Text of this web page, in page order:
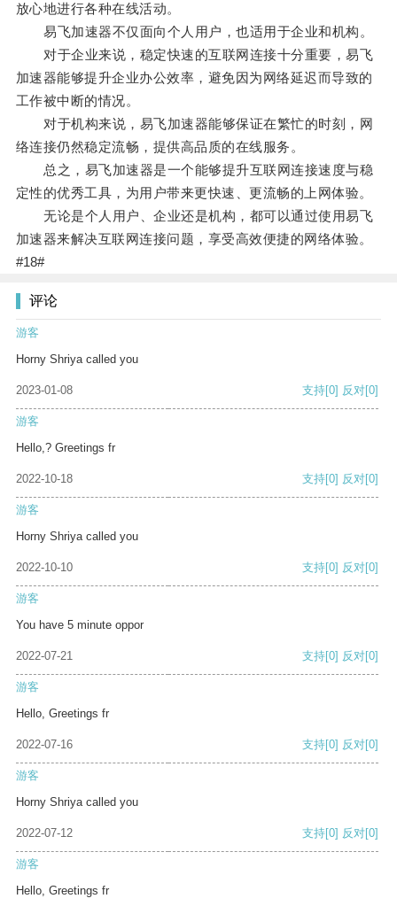
放心地进行各种在线活动。
易飞加速器不仅面向个人用户，也适用于企业和机构。
对于企业来说，稳定快速的互联网连接十分重要，易飞
加速器能够提升企业办公效率，避免因为网络延迟而导致的
工作被中断的情况。
对于机构来说，易飞加速器能够保证在繁忙的时刻，网
络连接仍然稳定流畅，提供高品质的在线服务。
总之，易飞加速器是一个能够提升互联网连接速度与稳
定性的优秀工具，为用户带来更快速、更流畅的上网体验。
无论是个人用户、企业还是机构，都可以通过使用易飞
加速器来解决互联网连接问题，享受高效便捷的网络体验。
#18#
评论
游客
Horny Shriya called you
2023-01-08 支持[0] 反对[0]
游客
Hello,? Greetings fr
2022-10-18 支持[0] 反对[0]
游客
Horny Shriya called you
2022-10-10 支持[0] 反对[0]
游客
You have 5 minute oppor
2022-07-21 支持[0] 反对[0]
游客
Hello, Greetings fr
2022-07-16 支持[0] 反对[0]
游客
Horny Shriya called you
2022-07-12 支持[0] 反对[0]
游客
Hello, Greetings fr